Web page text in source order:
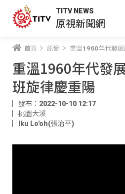
TITV NEWS
原視新聞網
首頁 原鄉 重溫1960年代發
重溫1960年代發
班旋律慶重陽
發布：2022-10-10 12:17
桃園大溪
Iku Lo'oh(張治平)